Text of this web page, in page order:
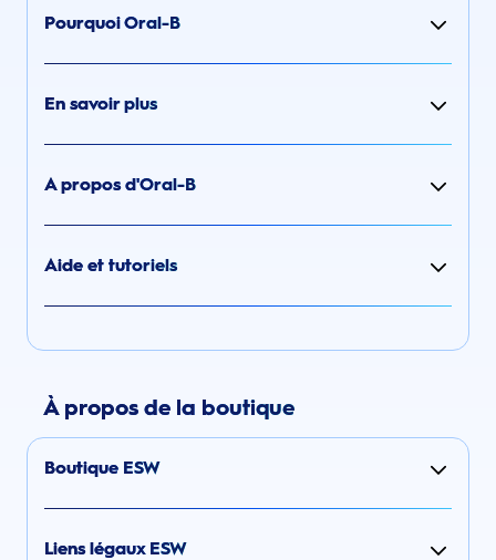
Pourquoi Oral-B
En savoir plus
A propos d'Oral-B
Aide et tutoriels
À propos de la boutique
Boutique ESW
Liens légaux ESW